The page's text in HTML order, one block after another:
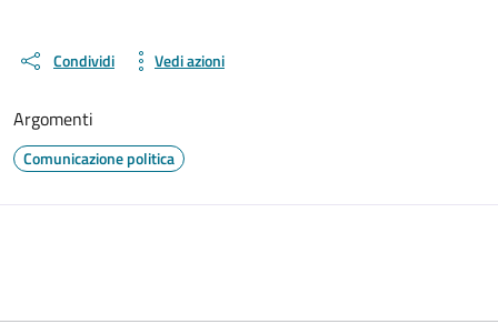
Condividi Vedi azioni
Argomenti
Comunicazione politica